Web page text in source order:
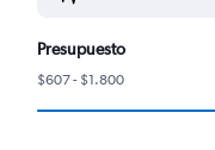
Presupuesto
$607 - $1.800